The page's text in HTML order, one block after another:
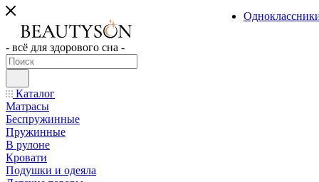
- всё для здорового сна -
Каталог
Матрасы
Беспружинные
Пружинные
В рулоне
Кровати
Подушки и одеяла